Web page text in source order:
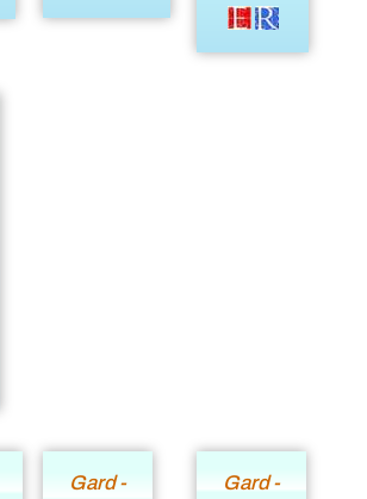
Gard -
Gard -